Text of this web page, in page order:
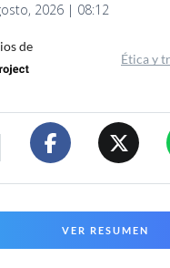
2026 | 08:12
de
Ética y
VER RESUMEN